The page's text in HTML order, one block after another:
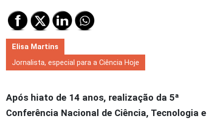
Elisa Martins
Jornalista, especial para a Ciência Hoje
Após hiato de 14 anos, realização da 5ª
Conferência Nacional de Ciência, Tecnologia e